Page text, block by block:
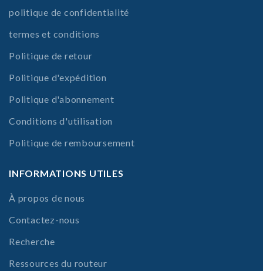
politique de confidentialité
termes et conditions
Politique de retour
Politique d'expédition
Politique d'abonnement
Conditions d'utilisation
Politique de remboursement
INFORMATIONS UTILES
À propos de nous
Contactez-nous
Recherche
Ressources du routeur